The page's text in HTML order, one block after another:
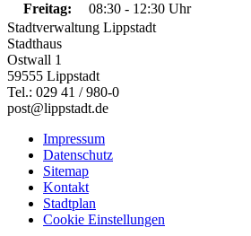
Freitag:
08:30 - 12:30 Uhr
Stadtverwaltung Lippstadt
Stadthaus
Ostwall 1
59555 Lippstadt
Tel.: 029 41 / 980-0
post@lippstadt.de
Impressum
Datenschutz
Sitemap
Kontakt
Stadtplan
Cookie Einstellungen